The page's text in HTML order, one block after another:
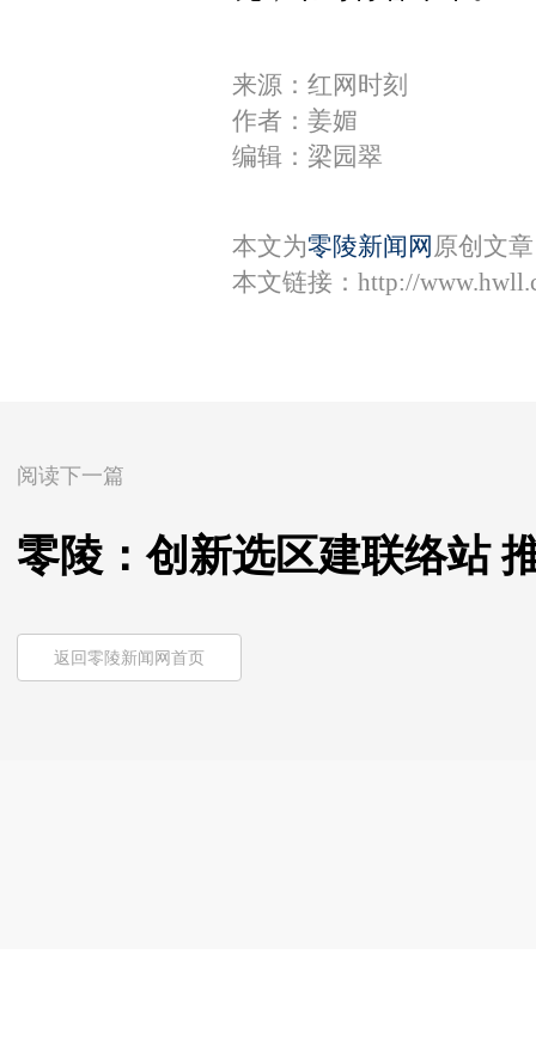
来源：红网时刻
作者：姜媚
编辑：梁园翠
本文为零陵新闻网 原创文
本文链接： http://
阅读下一篇
零陵：创新选区建联络站
返回零陵新闻网首页